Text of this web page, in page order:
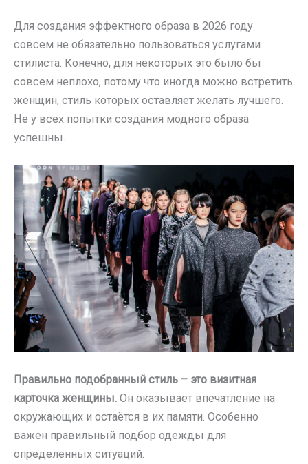
Для создания эффектного образа в 2026 году
совсем не обязательно пользоваться услугами
стилиста. Конечно, для некоторых это было бы
совсем неплохо, потому что иногда можно встретить
женщин, стиль которых оставляет желать лучшего.
Не у всех попытки создания модного образа
успешны.
Правильно подобранный стиль – это визитная
карточка женщины. Он оказывает впечатление на
окружающих и остаётся в их памяти. Особенно
важен правильный подбор одежды для
определённых ситуаций.